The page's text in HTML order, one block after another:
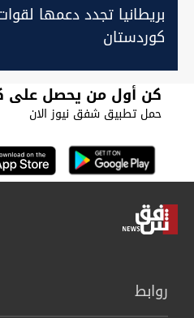
بريطانيا تجدد دعمها
كوردستان
كن أول من يحصل على
حمل تطبيق شفق نيوز الان
روابط